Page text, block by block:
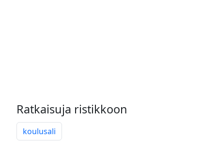
Ratkaisuja ristikkoon
koulusali